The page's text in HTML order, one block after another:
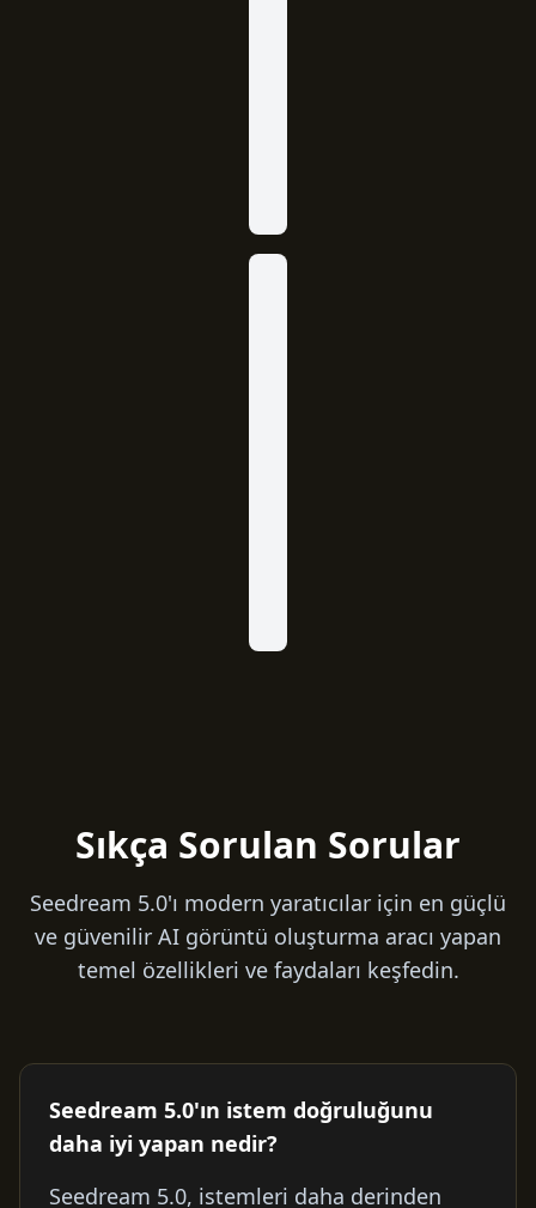
Sıkça Sorulan Sorular
Seedream 5.0'ı modern yaratıcılar için en güçlü
ve güvenilir AI görüntü oluşturma aracı yapan
temel özellikleri ve faydaları keşfedin.
Seedream 5.0'ın istem doğruluğunu
daha iyi yapan nedir?
Seedream 5.0, istemleri daha derinden